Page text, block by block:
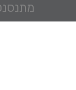
מתנסנט חוגים